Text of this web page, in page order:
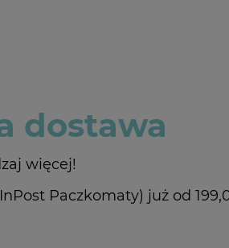
dostawa
więcej!
Paczkomaty) już od